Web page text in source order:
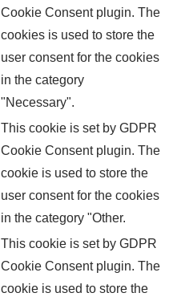
Cookie Consent plugin. The
cookies is used to store the
user consent for the cookies
in the category
"Necessary".
This cookie is set by GDPR
Cookie Consent plugin. The
cookie is used to store the
user consent for the cookies
in the category "Other.
This cookie is set by GDPR
Cookie Consent plugin. The
cookie is used to store the